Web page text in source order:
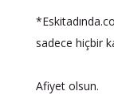
sadece hiçbir
Afiyet olsun.